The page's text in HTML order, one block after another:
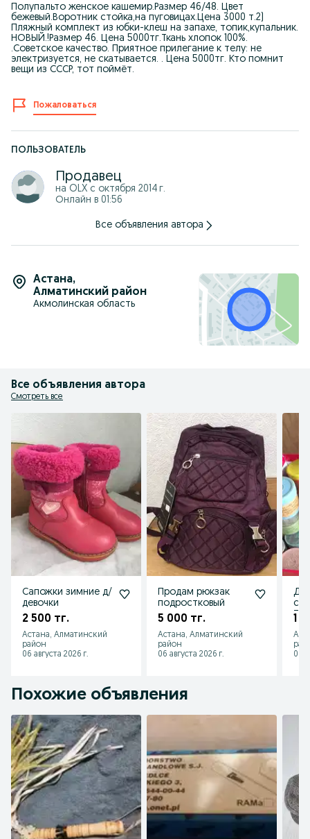
Полупальто женское кашемир.Размер 46/48. Цвет
бежевый.Воротник стойка,на пуговицах.Цена 3000 т.2)
Пляжный комплект из юбки-клеш на запахе, топик,купальник.
НОВЫЙ.!Размер 46. Цена 5000тг.Ткань хлопок 100%.
.Советское качество. Приятное прилегание к телу: не
электризуется, не скатывается. . Цена 5000тг. Кто помнит
вещи из СССР, тот поймёт.
Пожаловаться
ПОЛЬЗОВАТЕЛЬ
Продавец
на OLX с октября 2014 г.
Онлайн в 01:56
Все объявления автора
Астана,
Алматинский район
Акмолинская область
Все объявления автора
Смотреть все
Сапожки зимние д/
девочки
2 500 тг.
Астана, Алматинский
район
06 августа 2026 г.
Продам рюкзак
подростковый
5 000 тг.
Астана, Алматинский
район
06 августа 2026 г.
1
06
Похожие объявления